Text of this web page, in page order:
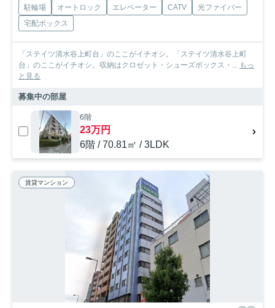
駐輪場 オートロック エレベーター CATV
光ファイバー
宅配ボックス
「ステイツ清水谷上町台」のここがイチオシ。「ステイツ清水谷上町
台」のここがイチオシ。収納はクロゼット・シューズボックス・... もっ
と見る
募集中の部屋
6階
23万円
6階 / 70.81㎡ / 3LDK
賃貸マンション